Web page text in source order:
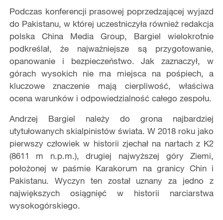
Podczas konferencji prasowej poprzedzającej wyjazd
do Pakistanu, w której uczestniczyła również redakcja
polska China Media Group, Bargiel wielokrotnie
podkreślał, że najważniejsze są przygotowanie,
opanowanie i bezpieczeństwo. Jak zaznaczył, w
górach wysokich nie ma miejsca na pośpiech, a
kluczowe znaczenie mają cierpliwość, właściwa
ocena warunków i odpowiedzialność całego zespołu.
Andrzej Bargiel należy do grona najbardziej
utytułowanych skialpinistów świata. W 2018 roku jako
pierwszy człowiek w historii zjechał na nartach z K2
(8611 m n.p.m.), drugiej najwyższej góry Ziemi,
położonej w paśmie Karakorum na granicy Chin i
Pakistanu. Wyczyn ten został uznany za jedno z
największych osiągnięć w historii narciarstwa
wysokogórskiego.